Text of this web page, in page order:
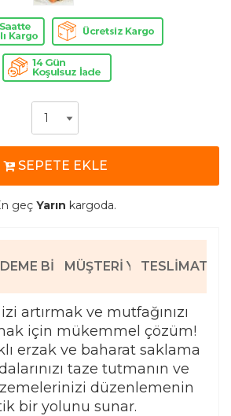
SEPETE EKLE
geç Yarın kargoda.
BILGILERI
MÜŞTERI YORUMLARI
TESLIMAT
artırmak ve mutfağınızı
için mükemmel çözüm!
erzak ve baharat saklama
taze tutmanın ve
düzenlemenin
bir yolunu sunar.